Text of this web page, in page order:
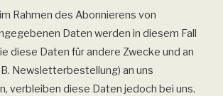
Rahmen des Abonnierens von
Daten werden in diesem Fall
diese Daten für andere Zwecke und an
Newsletterbestellung) an uns
verbleiben diese Daten jedoch bei uns.